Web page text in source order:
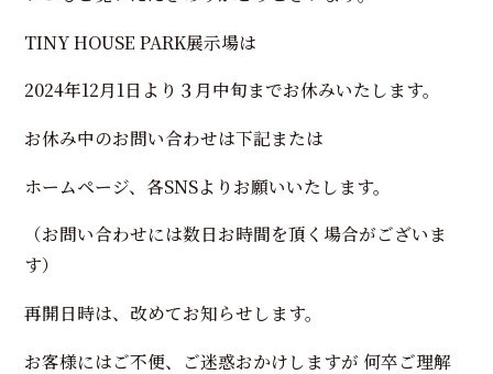
TINY HOUSE PARK展示場は
2024年12月1日より３月中旬までお休みいたします。
お休み中のお問い合わせは下記または
ホームページ、各SNSよりお願いいたします。
（お問い合わせには数日お時間を頂く場合がございま
す）
再開日時は、改めてお知らせします。
お客様にはご不便、ご迷惑おかけしますが 何卒ご理解